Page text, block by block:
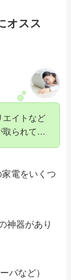
オスス
イトなど
取られて…
電をいくつ
神器があり
バなど）